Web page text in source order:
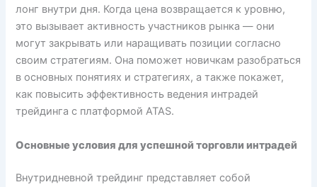
лонг внутри дня. Когда цена возвращается к уровню,
это вызывает активность участников рынка — они
могут закрывать или наращивать позиции согласно
своим стратегиям. Она поможет новичкам разобраться
в основных понятиях и стратегиях, а также покажет,
как повысить эффективность ведения интрадей
трейдинга с платформой ATAS.
Основные условия для успешной торговли интрадей
Внутридневной трейдинг представляет собой